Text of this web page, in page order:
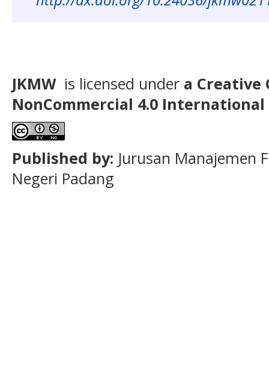
JKMW is licensed under a
NonCommercial 4.0 International
Published by: Jurusan Manajemen
Negeri Padang